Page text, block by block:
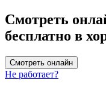
Смотреть
бесплатно в
Смотреть онлайн
Не работает?